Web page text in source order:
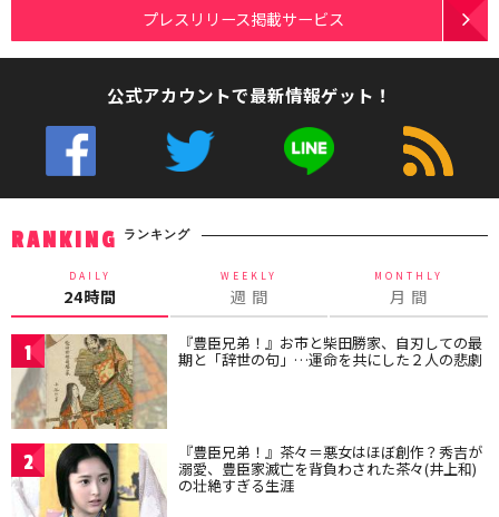
プレスリリース掲載サービス
公式アカウントで最新情報ゲット！
RANKING ランキング
DAILY
24時間
WEEKLY
週 間
MONTHLY
月 間
1 『豊臣兄弟！』お市と柴田勝家、自刃しての最
期と「辞世の句」…運命を共にした２人の悲劇
2 『豊臣兄弟！』茶々＝悪女はほぼ創作？秀吉が
溺愛、豊臣家滅亡を背負わされた茶々(井上和)
の壮絶すぎる生涯